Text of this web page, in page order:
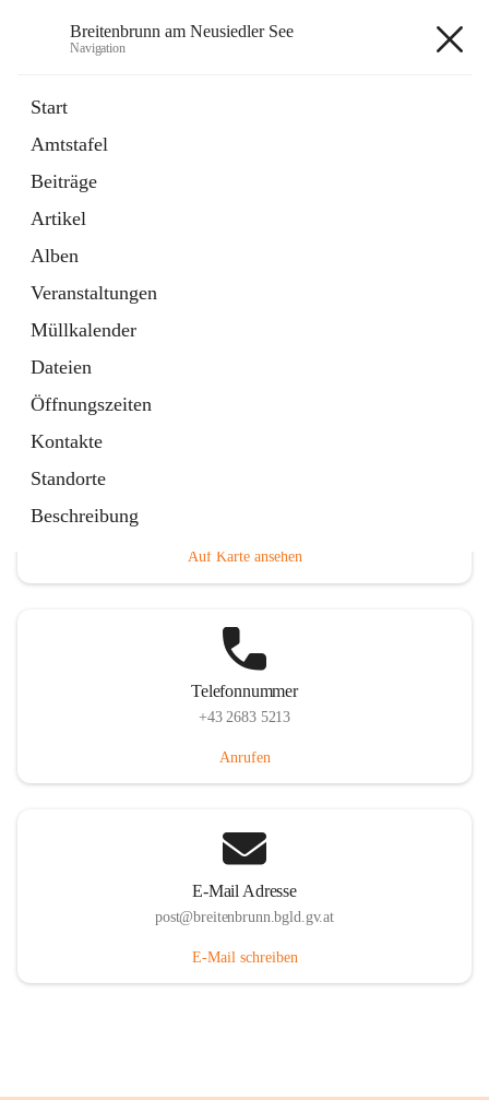
Breitenbrunn am Neusiedler See
Navigation
Start
Amtstafel
Beiträge
Artikel
Alben
Veranstaltungen
Müllkalender
Dateien
Öffnungszeiten
Kontakte
Standorte
Beschreibung
18 Schnellzugriffe
Gemeindeservice
Auf Karte ansehen
Telefonnummer
+43 2683 5213
Anrufen
E-Mail Adresse
post@breitenbrunn.bgld.gv.at
E-Mail schreiben